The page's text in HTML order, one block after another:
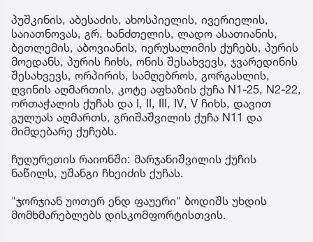
პუშკინის, აბესაძის, ახოსპიელის, ივერიელის,
საიათნოვას, გრ. ხანძთელის, ლადო ასათიანის,
ბეთლემის, აბოვიანის, იერუსალიმის ქუჩებს, პურის
მოედანს, პურის ჩიხს, ონის შესახვევს, ჯვარედინის
შესახვევს, ორპირის, სამღებროს, გორგასლის,
ღვინის აღმართის, კოტე აფხაზის ქუჩა N1-25, N2-22,
ორთაჭალის ქუჩას და I, II, III, IV, V ჩიხს, დავით
გულუას აღმართს, გრიშაშვილის ქუჩა N11 და
მიმდებარე ქუჩებს.
ჩუღურეთის რაიონში: მარჯანიშვილის ქუჩის
ნაწილს, უშანგი ჩხეიძის ქუჩას.
"ჯორჯიან უოთერ ენდ ფაუერი" ბოდიშს უხდის
მომხმარებლებს დისკომფორტისთვის.